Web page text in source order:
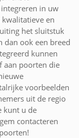
in uw
en
het sluitstuk
dan ook een breed
kunnen
aan poorten die
voorbeelden
uit de regio
kunt u de
contacteren